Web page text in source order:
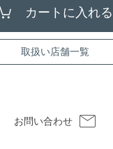
取扱い店舗一覧
お問い合わせ